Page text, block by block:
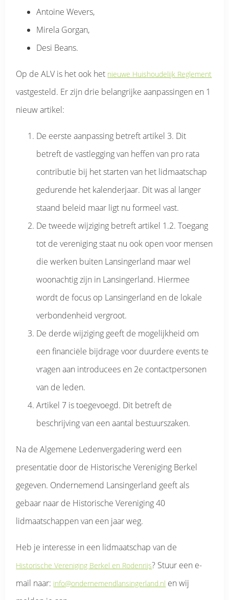
Antoine Wevers,
Mirela Gorgan,
Desi Beans.
Op de ALV is het ook het nieuwe Huishoudelijk Reglement
vastgesteld. Er zijn drie belangrijke aanpassingen en 1
nieuw artikel:
De eerste aanpassing betreft artikel 3. Dit
betreft de vastlegging van heffen van pro rata
contributie bij het starten van het lidmaatschap
gedurende het kalenderjaar. Dit was al langer
staand beleid maar ligt nu formeel vast.
De tweede wijziging betreft artikel 1.2. Toegang
tot de vereniging staat nu ook open voor mensen
die werken buiten Lansingerland maar wel
woonachtig zijn in Lansingerland. Hiermee
wordt de focus op Lansingerland en de lokale
verbondenheid vergroot.
De derde wijziging geeft de mogelijkheid om
een financiële bijdrage voor duurdere events te
vragen aan introducees en 2e contactpersonen
van de leden.
Artikel 7 is toegevoegd. Dit betreft de
beschrijving van een aantal bestuurszaken.
Na de Algemene Ledenvergadering werd een
presentatie door de Historische Vereniging Berkel
gegeven. Ondernemend Lansingerland geeft als
gebaar naar de Historische Vereniging 40
lidmaatschappen van een jaar weg.
Heb je interesse in een lidmaatschap van de
Historische Vereniging Berkel en Rodenrijs? Stuur een e-
mail naar: info@ondernemendlansingerland.nl en wij